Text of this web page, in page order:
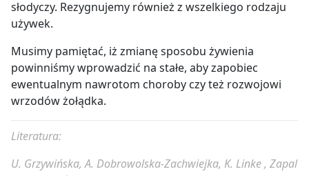
słodyczy. Rezygnujemy również z wszelkiego rodzaju
używek.
Musimy pamiętać, iż zmianę sposobu żywienia
powinniśmy wprowadzić na stałe, aby zapobiec
ewentualnym nawrotom choroby czy też rozwojowi
wrzodów żołądka.
Literatura:
U. Grzywińska, A. Dobrowolska-Zachwiejka, K. Linke , Zapal